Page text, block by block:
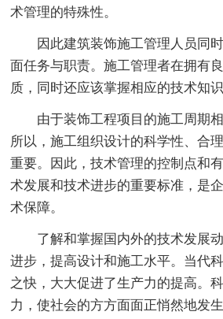
术管理的特殊性。
因此建筑装饰施工管理人员同
面任务与职责。施工管理者在拥有
质，同时还应该掌握相应的技术知识
由于装饰工程项目的施工周期
所以，施工组织设计的科学性、合
重要。因此，技术管理的控制点和
术发展和技术进步的重要标准，是
术保障。
了解和掌握国内外的技术发展
进步，提高设计和施工水平。当代
之快，大大促进了生产力的提高。
力，使社会的方方面面正悄然地发